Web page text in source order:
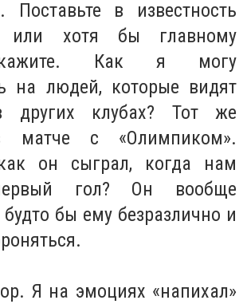
Поставьте в известность
или хотя бы главному
Как я могу
на людей, которые видят
клубах? Тот же
матче с «Олимпиком».
он сыграл, когда нам
гол? Он вообще
будто бы ему безразлично и
Я на эмоциях «напихал»